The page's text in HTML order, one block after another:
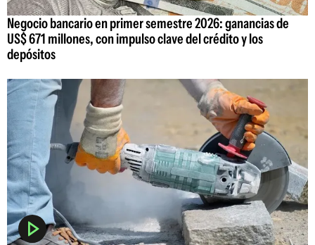
Negocio bancario en primer semestre 2026: ganancias de
US$ 671 millones, con impulso clave del crédito y los
depósitos